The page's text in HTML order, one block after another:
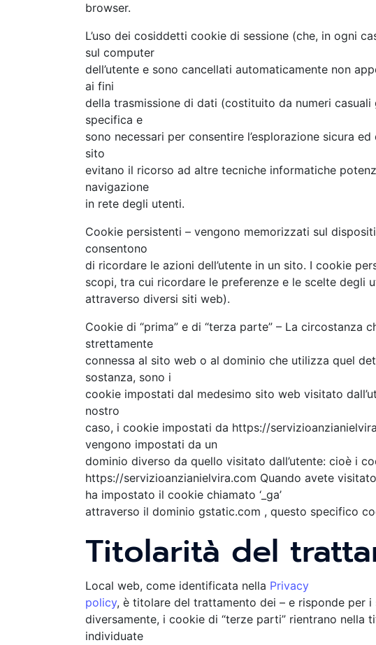
browser.
L’uso dei cosiddetti cookie di sessione (che, in ogni
sul computer
dell’utente e sono cancellati automaticamente non
ai fini
della trasmissione di dati (costituito da numeri
specifica e
sono necessari per consentire l’esplorazione sicura
sito
evitano il ricorso ad altre tecniche informatiche
navigazione
in rete degli utenti.
Cookie persistenti – vengono memorizzati sul
consentono
di ricordare le azioni dell’utente in un sito. I cookie
scopi, tra cui ricordare le preferenze e le scelte degli
attraverso diversi siti web).
Cookie di “prima” e di “terza parte” – La circostanza
strettamente
connessa al sito web o al dominio che utilizza quel
sostanza, sono i
cookie impostati dal medesimo sito web visitato
nostro
caso, i cookie impostati da https://
vengono impostati da un
dominio diverso da quello visitato dall’utente: cioè i
https://servizioanzianielvira.com Quando avete
ha impostato il cookie chiamato ‘_ga’
attraverso il dominio gstatic.com , questo specifico
Titolarità del
Local web, come identificata nella Privacy
policy, è titolare del trattamento dei – e risponde per
diversamente, i cookie di “terze parti” rientrano
individuate